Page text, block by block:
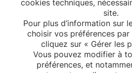
cookies techniques,
site.
Pour plus d’information sur
choisir vos préférences
cliquez sur « Gérer les
Vous pouvez modifier à
préférences, et